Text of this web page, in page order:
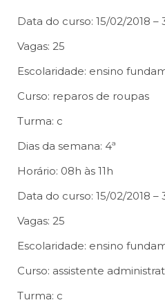
Data do curso: 15/02/2018 –
Vagas: 25
Escolaridade: ensino
Curso: reparos de roupas
Turma: c
Dias da semana: 4ª
Horário: 08h às 11h
Data do curso: 15/02/2018 –
Vagas: 25
Escolaridade: ensino
Curso: assistente
Turma: c